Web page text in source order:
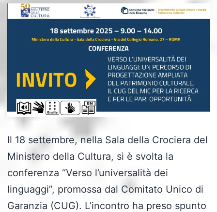
Il 18 settembre, nella Sala della Crociera del
Ministero della Cultura, si è svolta la
conferenza “Verso l’universalità dei
linguaggi”, promossa dal Comitato Unico di
Garanzia (CUG). L’incontro ha preso spunto